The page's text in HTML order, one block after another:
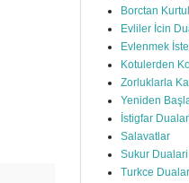
Borctan
Evliler İcin
Evlenmek
Kotulerden
Zorluklarla
Yeniden
İstigfar
Salavatlar
Sukur Dualari
Turkce Dualar